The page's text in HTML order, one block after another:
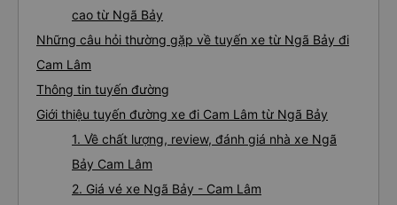
cao từ Ngã Bảy
Những câu hỏi thường gặp về tuyến xe từ Ngã Bảy đi
Cam Lâm
Thông tin tuyến đường
Giới thiệu tuyến đường xe đi Cam Lâm từ Ngã Bảy
1. Về chất lượng, review, đánh giá nhà xe Ngã
Bảy Cam Lâm
2. Giá vé xe Ngã Bảy - Cam Lâm